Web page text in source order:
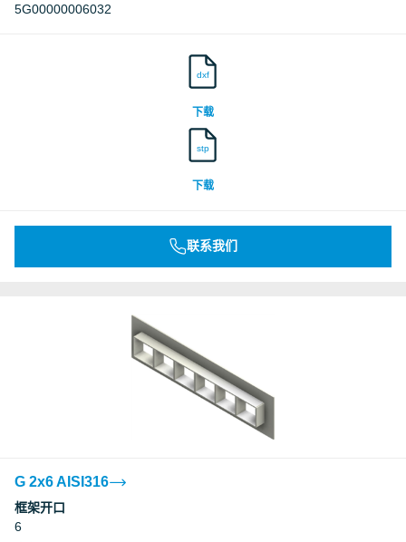
5G00000006032
dxf
下载
stp
下载
联系我们
G 2x6 AISI316
框架开口
6